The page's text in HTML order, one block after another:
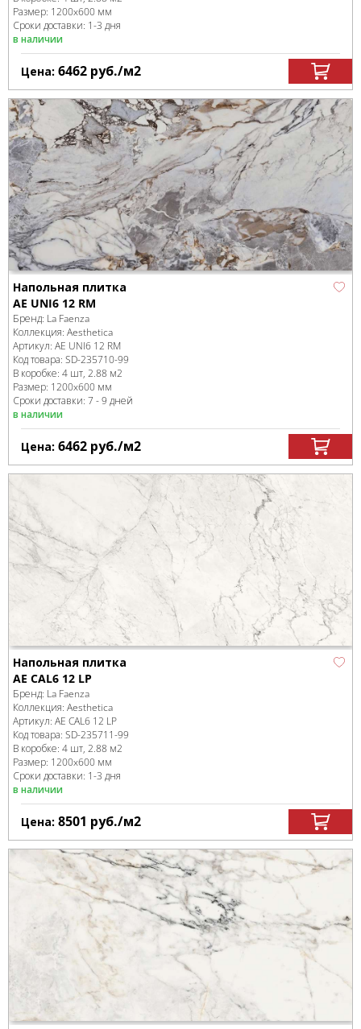
Размер: 1200x600 мм
Сроки доставки: 1-3 дня
в наличии
Цена: 6462 руб./м2
Напольная плитка
AE UNI6 12 RM
Бренд: La Faenza
Коллекция: Aesthetica
Артикул: AE UNI6 12 RM
Код товара: SD-235710-99
В коробке: 4 шт, 2.88 м2
Размер: 1200x600 мм
Сроки доставки: 7 - 9 дней
в наличии
Цена: 6462 руб./м2
Напольная плитка
AE CAL6 12 LP
Бренд: La Faenza
Коллекция: Aesthetica
Артикул: AE CAL6 12 LP
Код товара: SD-235711-99
В коробке: 4 шт, 2.88 м2
Размер: 1200x600 мм
Сроки доставки: 1-3 дня
в наличии
Цена: 8501 руб./м2